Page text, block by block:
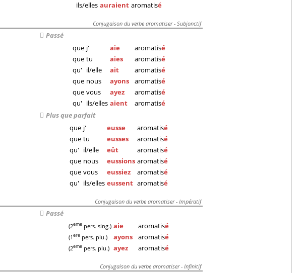
ils/elles auraient aromatisé
Conjugaison du verbe aromatiser - Subjonctif
Passé
que j' aie aromatisé
que tu aies aromatisé
qu' il/elle ait aromatisé
que nous ayons aromatisé
que vous ayez aromatisé
qu' ils/elles aient aromatisé
Plus que parfait
que j' eusse aromatisé
que tu eusses aromatisé
qu' il/elle eût aromatisé
que nous eussions aromatisé
que vous eussiez aromatisé
qu' ils/elles eussent aromatisé
Conjugaison du verbe aromatiser - Impératif
Passé
(2eme pers. sing.) aie aromatisé
(1ere pers. plu.) ayons aromatisé
(2eme pers. plu.) ayez aromatisé
Conjugaison du verbe aromatiser - Infinitif